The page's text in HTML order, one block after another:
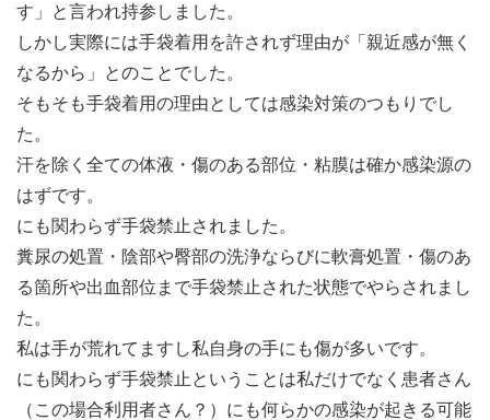
す」と言われ持参しました。
しかし実際には手袋着用を許されず理由が「親近感が無く
なるから」とのことでした。
そもそも手袋着用の理由としては感染対策のつもりでし
た。
汗を除く全ての体液・傷のある部位・粘膜は確か感染源の
はずです。
にも関わらず手袋禁止されました。
糞尿の処置・陰部や臀部の洗浄ならびに軟膏処置・傷のあ
る箇所や出血部位まで手袋禁止された状態でやらされまし
た。
私は手が荒れてますし私自身の手にも傷が多いです。
にも関わらず手袋禁止ということは私だけでなく患者さん
（この場合利用者さん？）にも何らかの感染が起きる可能